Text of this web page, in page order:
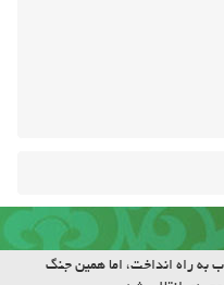
به راه انداخت، اما همین جنگ